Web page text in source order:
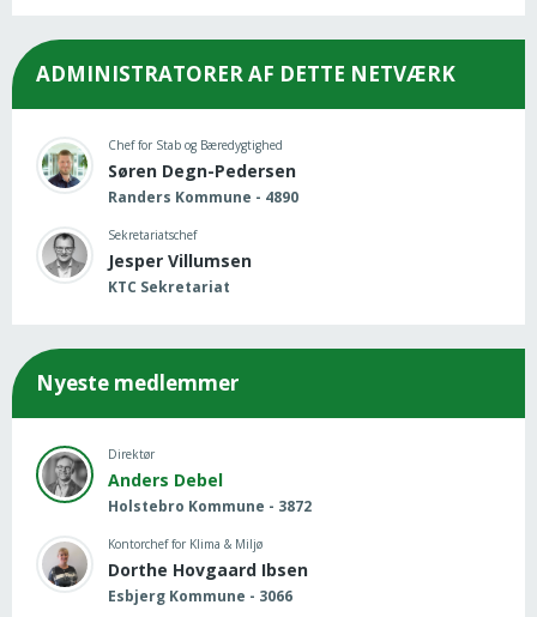
affald/ressourcer
ADMINISTRATORER AF DETTE NETVÆRK
Chef for Stab og Bæredygtighed
Søren Degn-Pedersen
Randers Kommune - 4890
Sekretariatschef
Jesper Villumsen
KTC Sekretariat
Nyeste medlemmer
Direktør
Anders Debel
Holstebro Kommune - 3872
Kontorchef for Klima & Miljø
Dorthe Hovgaard Ibsen
Esbjerg Kommune - 3066